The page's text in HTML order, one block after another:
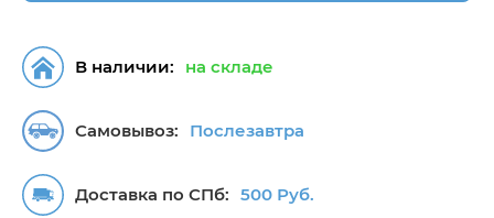
Самовывоз: Послезавтра
Доставка по СПб: 500 Руб.
В наличии: на складе